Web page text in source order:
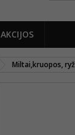
AKCIJOS
Miltai,kruopos,